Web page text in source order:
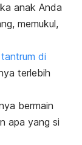
anak Anda
memukul,
tantrum di
terlebih
bermain
apa yang si